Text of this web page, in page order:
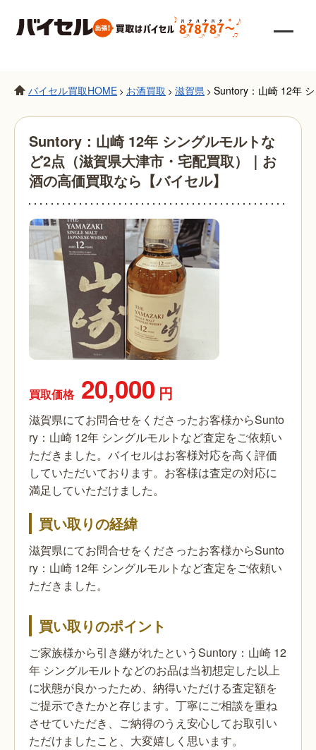
バイセル買取HOME > お酒買取 > 滋賀県 > Suntory：山崎 12年
Suntory：山崎 12年 シングルモルトな
ど2点（滋賀県大津市・宅配買取）｜お
酒の高価買取なら【バイセル】
買取価格 20,000 円
滋賀県にてお問合せをくださったお客様からSunto
ry：山崎 12年 シングルモルトなど査定をご依頼い
ただきました。バイセルはお客様対応を高く評価
していただいております。お客様は査定の対応に
満足していただけました。
買い取りの経緯
滋賀県にてお問合せをくださったお客様からSunto
ry：山崎 12年 シングルモルトなど査定をご依頼い
ただきました。
買い取りのポイント
ご家族様から引き継がれたというSuntory：山崎 12
年 シングルモルトなどのお品は当初想定した以上
に状態が良かったため、納得いただける査定額を
ご提示できたかと存じます。丁寧にご相談を重ね
させていただき、ご納得のうえ安心してお取引い
ただけましたこと、大変嬉しく思います。